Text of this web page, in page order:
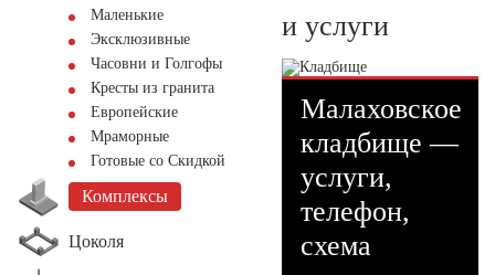
Маленькие
Эксклюзивные
Часовни и Голгофы
Кресты из гранита
Европейские
Мраморные
Готовые со Скидкой
Комплексы
Цоколя
и услуги
Малаховское
кладбище —
услуги,
телефон,
схема